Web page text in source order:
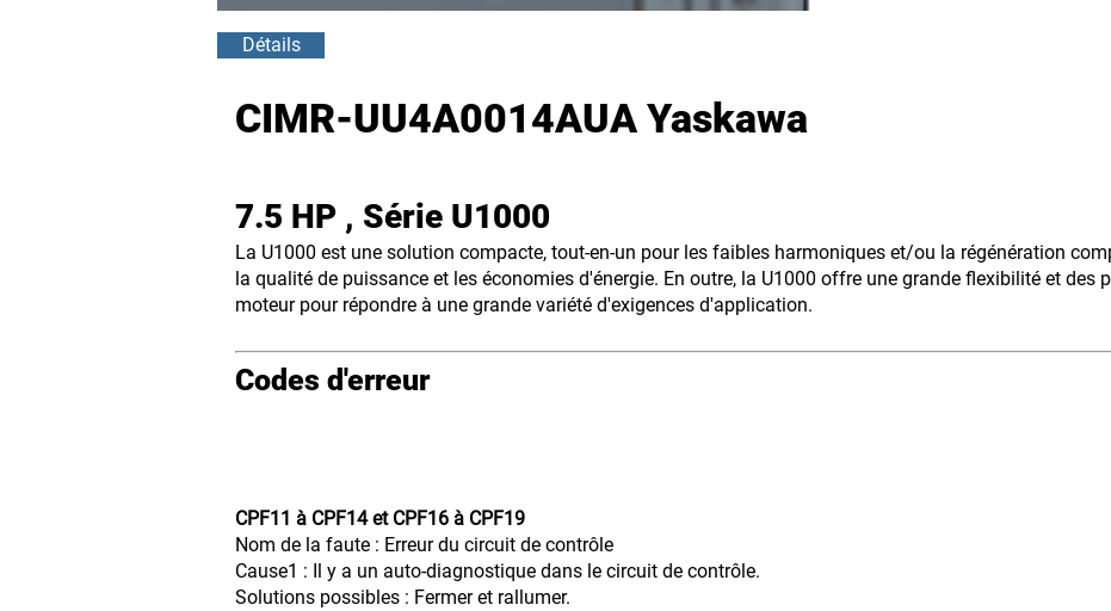
Détails
CIMR-UU4A0014AUA Yaskawa
7.5 HP , Série U1000
La U1000 est une solution compacte, tout-en-un pour les faibles harmoniques et/ou la régénération
la qualité de puissance et les économies d'énergie. En outre, la U1000 offre une grande flexibilité et des
moteur pour répondre à une grande variété d'exigences d'application.
Codes d'erreur
CPF11 à CPF14 et CPF16 à CPF19
Nom de la faute : Erreur du circuit de contrôle
Cause1 : Il y a un auto-diagnostique dans le circuit de contrôle.
Solutions possibles : Fermer et rallumer.